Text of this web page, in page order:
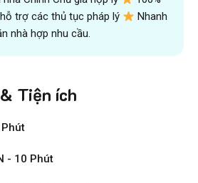
trợ các thủ tục pháp lý
Nhanh
nhà hợp nhu cầu.
Tiện ích
- 10 Phút